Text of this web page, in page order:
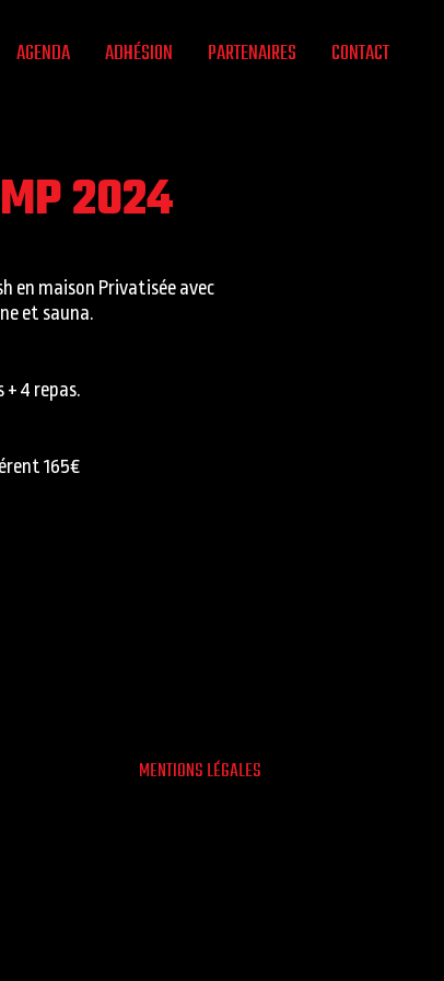
AGENDA ADHÉSION PARTENAIRES CONTACT
2024
en maison Privatisée avec
et sauna.
+ 4 repas.
165€
MENTIONS LÉGALES